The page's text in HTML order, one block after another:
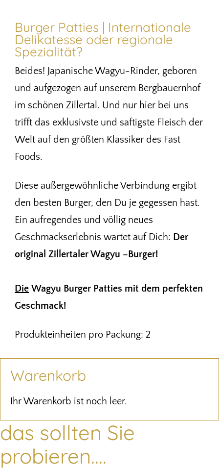
Warenkorb
Ihr Warenkorb ist noch leer.
Burger Patties | Internationale
Delikatesse oder regionale
Spezialität?
Beides! Japanische Wagyu-Rinder, geboren
und aufgezogen auf unserem Bergbauernhof
im schönen Zillertal. Und nur hier bei uns
trifft das exklusivste und saftigste Fleisch der
Welt auf den größten Klassiker des Fast
Foods.
Diese außergewöhnliche Verbindung ergibt
den besten Burger, den Du je gegessen hast.
Ein aufregendes und völlig neues
Geschmackserlebnis wartet auf Dich: Der
original Zillertaler Wagyu –Burger!
Die Wagyu Burger Patties mit dem perfekten
Geschmack!
Produkteinheiten pro Packung: 2
das sollten Sie
probieren....